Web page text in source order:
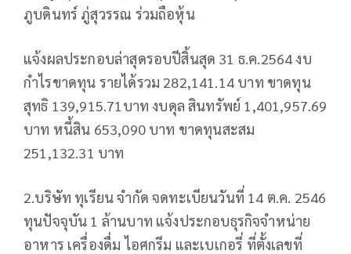
ภูบดินทร์ ภู่สุวรรณ ร่วมถือหุ้น
แจ้งผลประกอบล่าสุดรอบปีสิ้นสุด 31 ธ.ค.2564 งบ
กำไรขาดทุน รายได้รวม 282,141.14 บาท ขาดทุน
สุทธิ 139,915.71บาท งบดุล สินทรัพย์ 1,401,957.69
บาท หนี้สิน 653,090 บาท ขาดทุนสะสม
251,132.31 บาท
2.บริษัท ทุเรียน จำกัด จดทะเบียนวันที่ 14 ต.ค. 2546
ทุนปัจจุบัน 1 ล้านบาท แจ้งประกอบธุรกิจจำหน่าย
อาหาร เครื่องดื่ม ไอศกรีม และเบเกอรี่ ที่ตั้งเลขที่